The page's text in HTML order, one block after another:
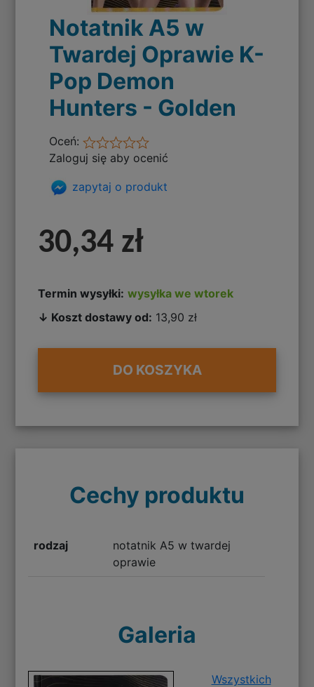
Notatnik A5 w
Twardej Oprawie K-
Pop Demon
Hunters - Golden
Oceń:
Zaloguj się aby ocenić
zapytaj o produkt
30,34 zł
Termin wysyłki: wysyłka we wtorek
↓ Koszt dostawy od: 13,90 zł
DO KOSZYKA
Cechy produktu
rodzaj
notatnik A5 w twardej
oprawie
Galeria
Wszystkich